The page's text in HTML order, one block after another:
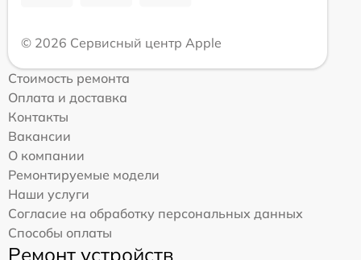
© 2026 Сервисный центр Apple
Стоимость ремонта
Оплата и доставка
Контакты
Вакансии
О компании
Ремонтируемые модели
Наши услуги
Согласие на обработку персональных данных
Способы оплаты
Ремонт устройств